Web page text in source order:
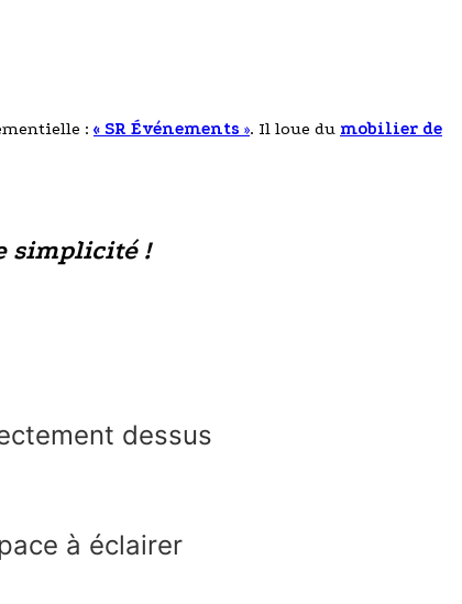
: « SR Événements ». Il loue du mobilier de
simplicité !
dessus
à éclairer